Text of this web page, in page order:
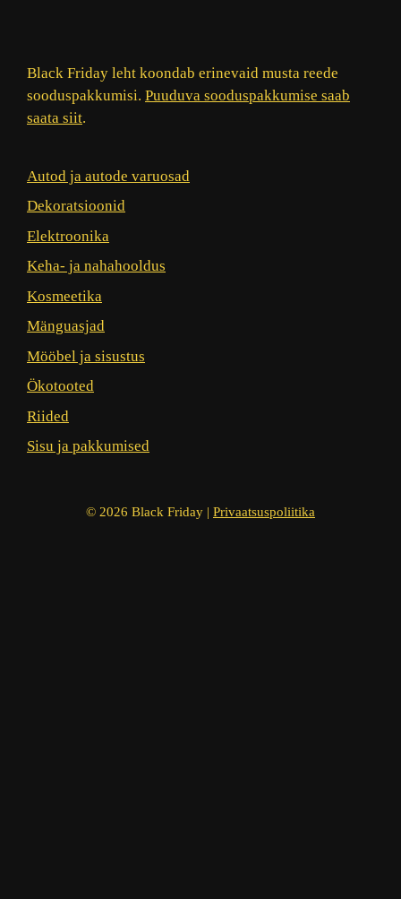
Black Friday leht koondab erinevaid musta reede
sooduspakkumisi. Puuduva sooduspakkumise saab
saata siit.
Autod ja autode varuosad
Dekoratsioonid
Elektroonika
Keha- ja nahahooldus
Kosmeetika
Mänguasjad
Mööbel ja sisustus
Ökotooted
Riided
Sisu ja pakkumised
© 2026 Black Friday | Privaatsuspoliitika